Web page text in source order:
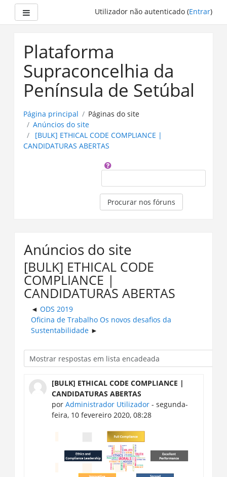
principal
Utilizador não autenticado (Entrar)
Plataforma
Supraconcelhia da
Península de Setúbal
Página principal
Páginas do site
Anúncios do site
[BULK] ETHICAL CODE COMPLIANCE |
CANDIDATURAS ABERTAS
Procurar nos fóruns
Anúncios do site
[BULK] ETHICAL CODE
COMPLIANCE |
CANDIDATURAS ABERTAS
ODS 2019
Oficina de Trabalho Os novos desafios da
Sustentabilidade
[BULK] ETHICAL CODE COMPLIANCE |
CANDIDATURAS ABERTAS
por Administrador Utilizador- segunda-
feira, 10 fevereiro 2020, 08:28